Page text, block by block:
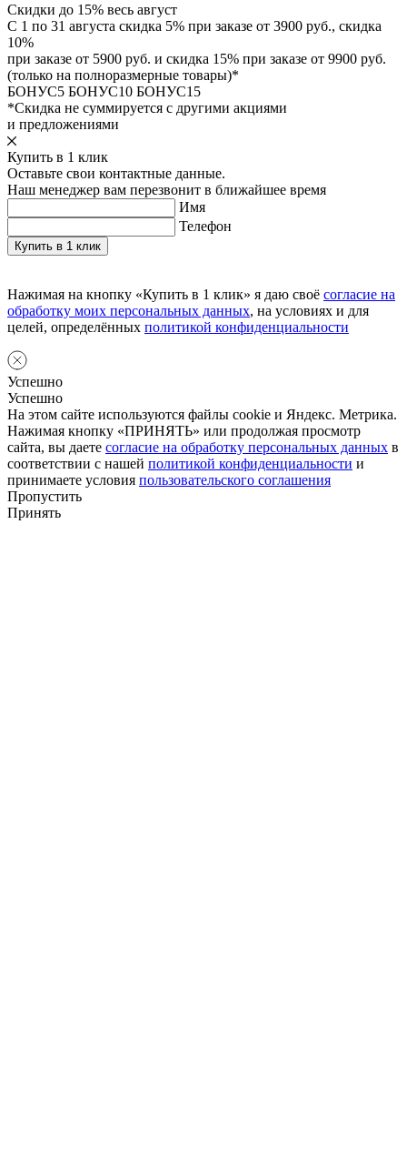
Скидки до 15% весь август
С 1 по 31 августа скидка 5% при заказе от 3900 руб., скидка
10%
при заказе от 5900 руб. и скидка 15% при заказе от 9900 руб.
(только на полноразмерные товары)*
БОНУС5 БОНУС10 БОНУС15
*Скидка не суммируется с другими акциями
и предложениями
Купить в 1 клик
Оставьте свои контактные данные.
Наш менеджер вам перезвонит в ближайшее время
Имя
Телефон
Нажимая на кнопку «Купить в 1 клик» я даю своё согласие на
обработку моих персональных данных, на условиях и для
целей, определённых политикой конфиденциальности
Успешно
Успешно
На этом сайте используются файлы cookie и Яндекс. Метрика.
Нажимая кнопку «ПРИНЯТЬ» или продолжая просмотр
сайта, вы даете согласие на обработку персональных данных в
соответствии с нашей политикой конфиденциальности и
принимаете условия пользовательского соглашения
Пропустить
Принять